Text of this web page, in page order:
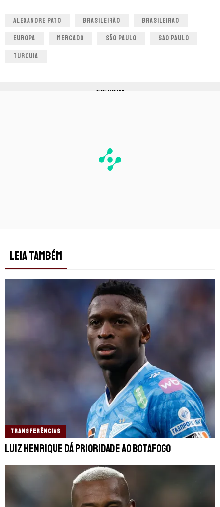
ALEXANDRE PATO BRASILEIRÃO BRASILEIRAO
EUROPA MERCADO SÃO PAULO SAO PAULO
TURQUIA
PUBLICIDADE
LEIA TAMBÉM
TRANSFERÊNCIAS
Luiz Henrique dá prioridade ao Botafogo